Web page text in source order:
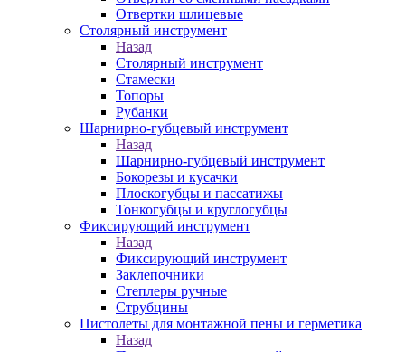
Отвертки шлицевые
Столярный инструмент
Назад
Столярный инструмент
Стамески
Топоры
Рубанки
Шарнирно-губцевый инструмент
Назад
Шарнирно-губцевый инструмент
Бокорезы и кусачки
Плоскогубцы и пассатижы
Тонкогубцы и круглогубцы
Фиксирующий инструмент
Назад
Фиксирующий инструмент
Заклепочники
Степлеры ручные
Струбцины
Пистолеты для монтажной пены и герметика
Назад